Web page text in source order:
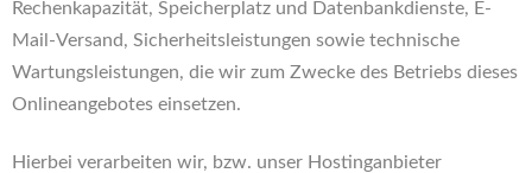
Rechenkapazität, Speicherplatz und Datenbankdienste, E-
Mail-Versand, Sicherheitsleistungen sowie technische
Wartungsleistungen, die wir zum Zwecke des Betriebs dieses
Onlineangebotes einsetzen.
Hierbei verarbeiten wir, bzw. unser Hostinganbieter